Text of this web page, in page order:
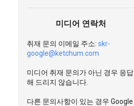
미디어 연락처
취재 문의 이메일 주소: skr-
google@ketchum.com
미디어 취재 문의가 아닌 경우 응답
해 드리지 않습니다.
다른 문의사항이 있는 경우 Google